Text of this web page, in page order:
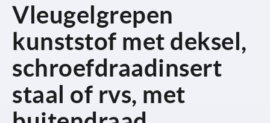
Vleugelgrepen
kunststof met deksel,
schroefdraadinsert
staal of rvs, met